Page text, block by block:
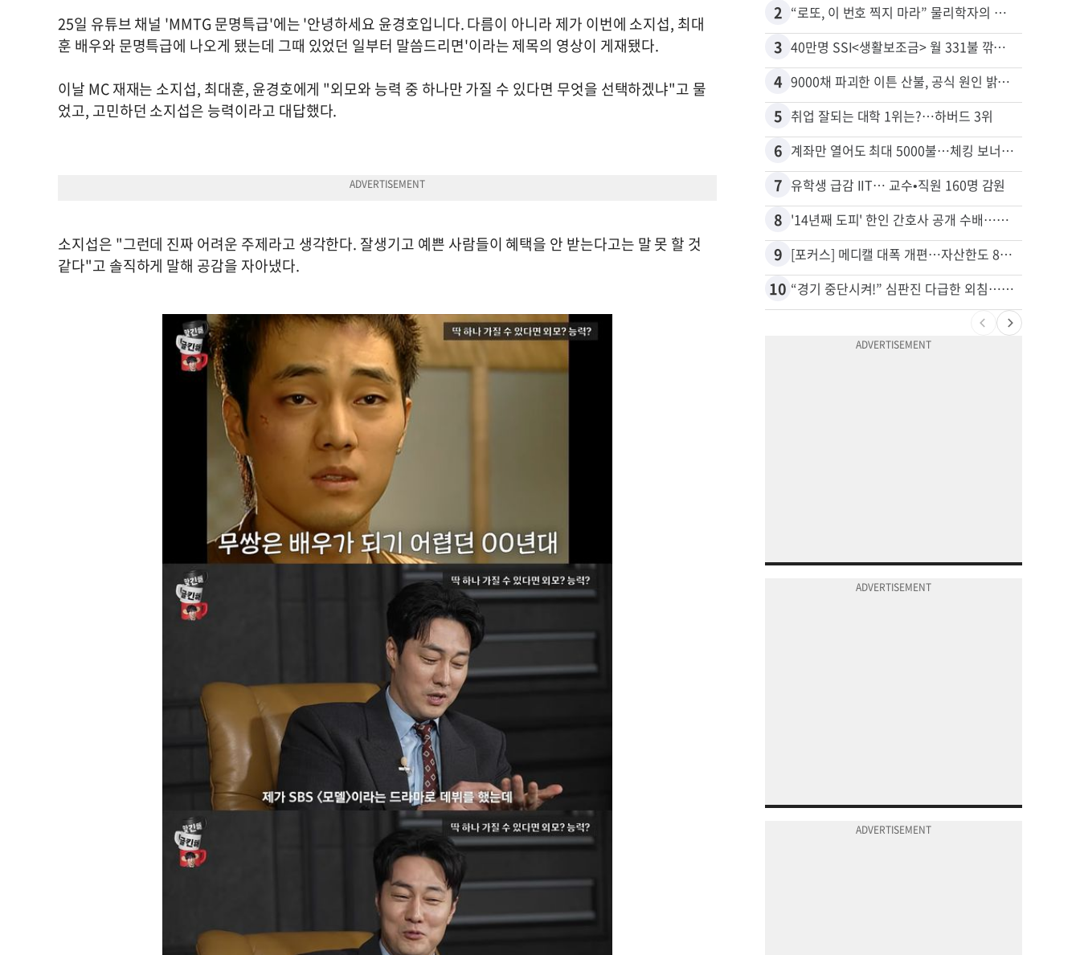
25일 유튜브 채널 'MMTG 문명특급'에는 '안녕하세요 윤경호입니다. 다름이 아니라 제가 이번에 소지섭, 최대
훈 배우와 문명특급에 나오게 됐는데 그때 있었던 일부터 말씀드리면'이라는 제목의 영상이 게재됐다.
이날 MC 재재는 소지섭, 최대훈, 윤경호에게 "외모와 능력 중 하나만 가질 수 있다면 무엇을 선택하겠냐"고 물
었고, 고민하던 소지섭은 능력이라고 대답했다.
소지섭은 "그런데 진짜 어려운 주제라고 생각한다. 잘생기고 예쁜 사람들이 혜택을 안 받는다고는 말 못 할 것
같다"고 솔직하게 말해 공감을 자아냈다.
2 “로또, 이 번호 찍지 마라” 물리학자의 당첨금 높이는 비밀
3 40만명 SSI<생활보조금> 월 331불 깎이나
4 9000채 파괴한 이튼 산불, 공식 원인 밝혀졌다
5 취업 잘되는 대학 1위는?…하버드 3위
6 계좌만 열어도 최대 5000불…체킹 보너스 무한 경쟁
7 유학생 급감 IIT… 교수•직원 160명 감원
8 '14년째 도피' 한인 간호사 공개 수배…메디케어 사기 유죄
9 [포커스] 메디캘 대폭 개편…자산한도 84% 축소
10 “경기 중단시켜!” 심판진 다급한 외침…폭염에 야구팬 쓰러졌다